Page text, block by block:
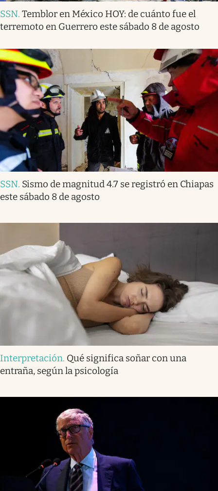
SSN. Temblor en México HOY: de cuánto fue el
terremoto en Guerrero este sábado 8 de agosto
SSN. Sismo de magnitud 4.7 se registró en Chiapas
este sábado 8 de agosto
Interpretación. Qué significa soñar con una
entraña, según la psicología